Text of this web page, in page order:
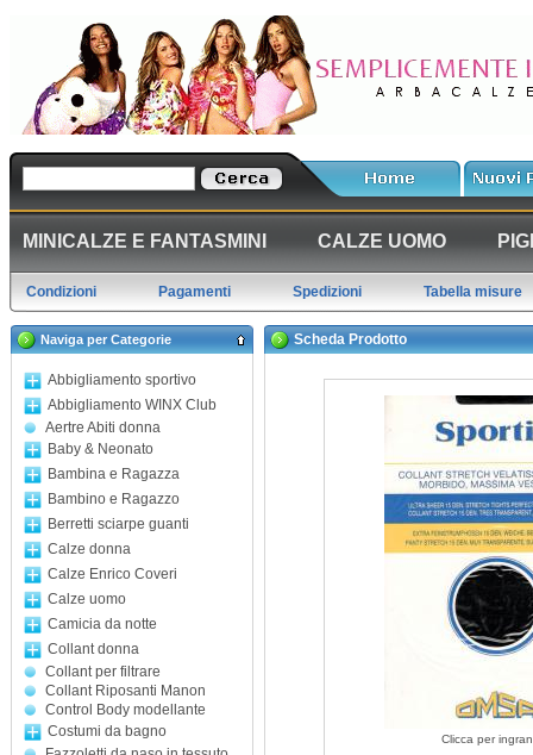
MINICALZE E FANTASMINI CALZE UOMO
Condizioni Pagamenti Spedizioni Tabella misure
Naviga per Categorie
Abbigliamento sportivo
Abbigliamento WINX Club
Aertre Abiti donna
Baby & Neonato
Bambina e Ragazza
Bambino e Ragazzo
Berretti sciarpe guanti
Calze donna
Calze Enrico Coveri
Calze uomo
Camicia da notte
Collant donna
Collant per filtrare
Collant Riposanti Manon
Control Body modellante
Costumi da bagno
Scheda Prodotto
Clicca per